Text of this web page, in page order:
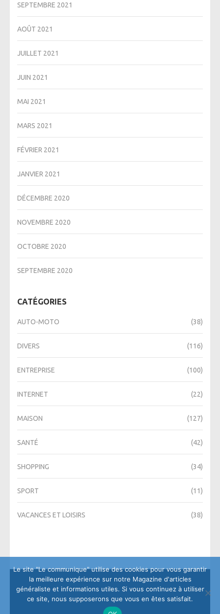
SEPTEMBRE 2021
AOÛT 2021
JUILLET 2021
JUIN 2021
MAI 2021
MARS 2021
FÉVRIER 2021
JANVIER 2021
DÉCEMBRE 2020
NOVEMBRE 2020
OCTOBRE 2020
SEPTEMBRE 2020
CATÉGORIES
AUTO-MOTO (38)
DIVERS (116)
ENTREPRISE (100)
INTERNET (22)
MAISON (127)
SANTÉ (42)
SHOPPING (34)
SPORT (11)
VACANCES ET LOISIRS (38)
Le site "Le communique" utilise des cookies pour vous garantir
la meilleure expérience sur notre Magazine d'articles
généraliste et informations utiles. Si vous continuez à utiliser
ce site, nous supposerons que vous en êtes satisfait.